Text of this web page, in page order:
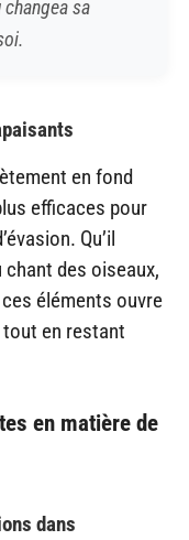
sa
en fond
efficaces pour
Qu’il
chant des oiseaux,
éléments ouvre
en restant
en matière de
dans